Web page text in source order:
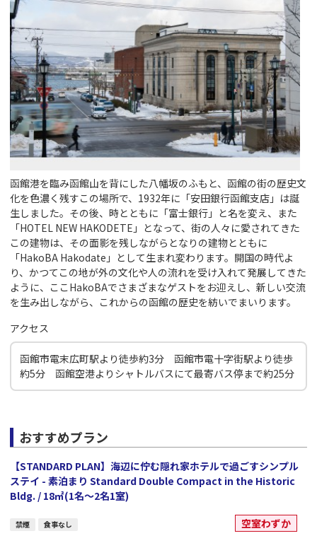
函館港を臨み函館山を背にした八幡坂のふもと、函館の街の歴史文
化を色濃く残すこの場所で、1932年に「安田銀行函館支店」は誕
生しました。その後、時とともに「富士銀行」と名を変え、また
「HOTEL NEW HAKODETE」となって、街の人々に愛されてきた
この建物は、その面影を残しながらとなりの建物とともに
「HakoBA Hakodate」として生まれ変わります。開国の時代よ
り、かつてこの地が外の文化や人の流れを受け入れて発展してきた
ように、ここHakoBAでさまざまなゲストをお迎えし、新しい交流
を生み出しながら、これからの函館の歴史を紡いでまいります。
アクセス
函館市電末広町駅より徒歩約3分 函館市電十字街駅より徒歩
約5分 函館空港よりシャトルバスにて最寄バス停まで約25分
おすすめプラン
【STANDARD PLAN】海辺に佇む隠れ家ホテルで過ごすシンプル
ステイ - 素泊まり Standard Double Compact in the Historic
Bldg. / 18㎡(1名～2名1室)
禁煙 食事なし 空室わずか